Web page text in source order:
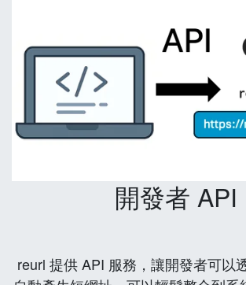
開發者 API
reurl 提供 API 服務，讓開發者可以